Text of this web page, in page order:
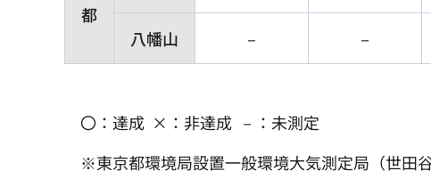
都
八幡山 － －
〇：達成 ×：非達成 －：未測定
※東京都環境局設置一般環境大気測定局（世田